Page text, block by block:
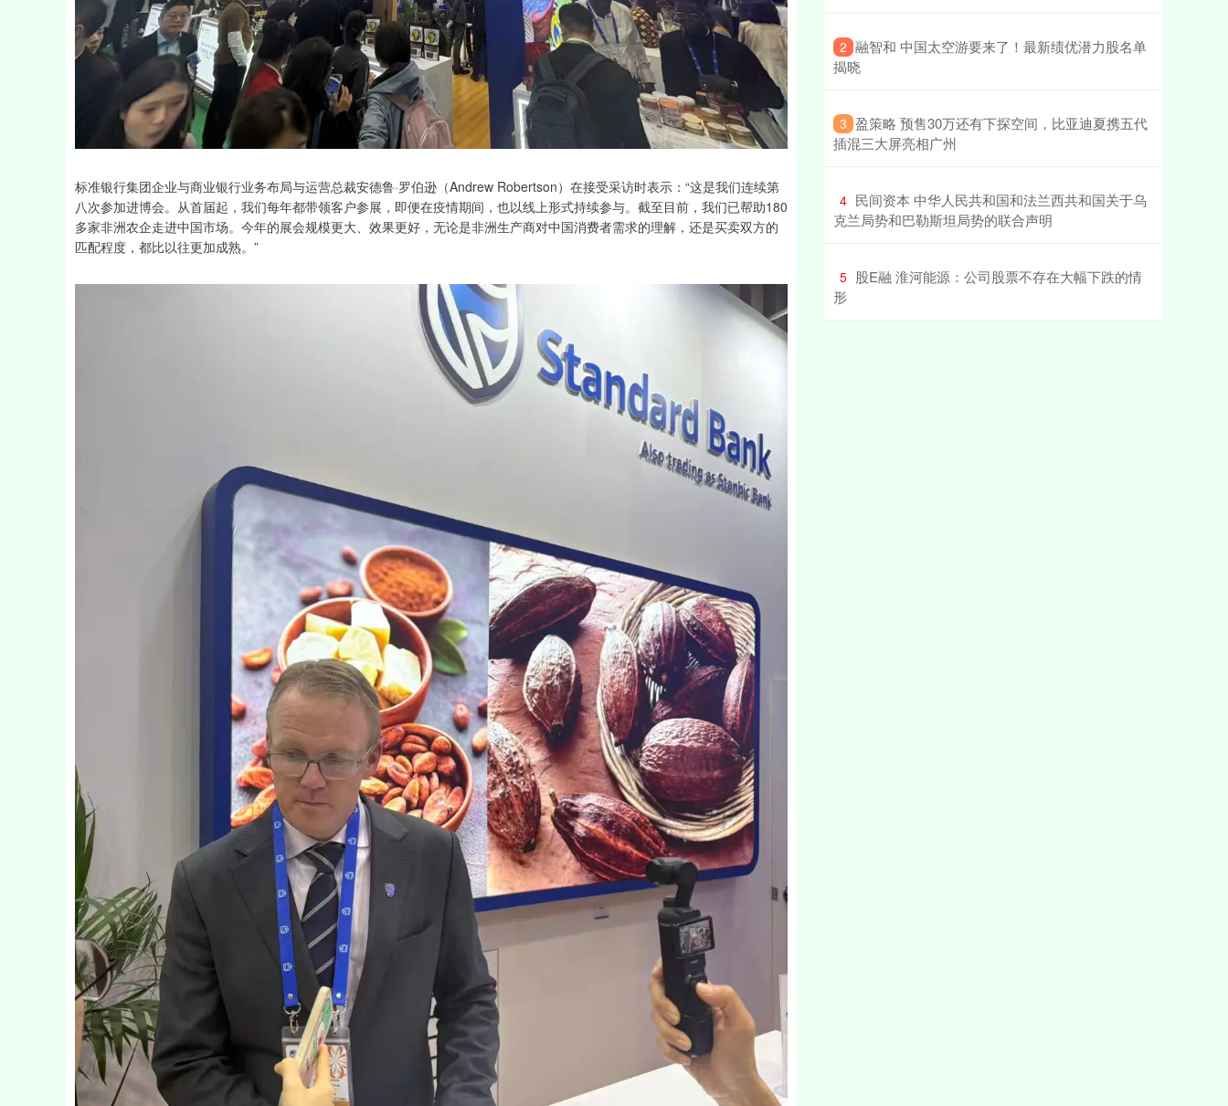
标准银行集团企业与商业银行业务布局与运营总裁安德鲁·罗伯逊（Andrew Robertson）在接受采访时表示：“这是我们连续第
八次参加进博会。从首届起，我们每年都带领客户参展，即便在疫情期间，也以线上形式持续参与。截至目前，我们已帮助180
多家非洲农企走进中国市场。今年的展会规模更大、效果更好，无论是非洲生产商对中国消费者需求的理解，还是买卖双方的
匹配程度，都比以往更加成熟。”
2 ​融智和 中国太空游要来了！最新绩优潜力股名单
揭晓
3 ​盈策略 预售30万还有下探空间，比亚迪夏携五代
插混三大屏亮相广州
4 ​民间资本 中华人民共和国和法兰西共和国关于乌
克兰局势和巴勒斯坦局势的联合声明
5 ​股E融 淮河能源：公司股票不存在大幅下跌的情
形